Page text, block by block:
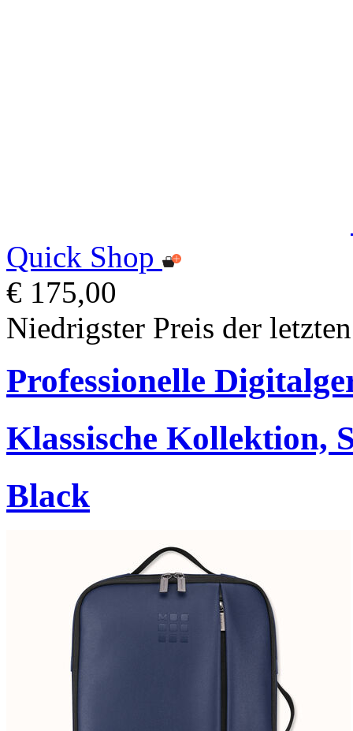
Quick Shop
€ 175,00
Niedrigster Preis der
Professionelle
Klassische Kollektion,
Black